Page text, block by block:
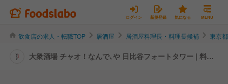
ログイン 新規登録 気になる MENU
飲食店の求人・転職TOP 居酒屋 居酒屋料理長・料理長候補 東京
大衆酒場 チャオ！なんで､や 日比谷フォートタワー | 料理